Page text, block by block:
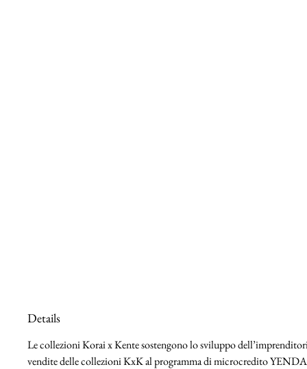
Details
Le collezioni Korai x Kente sostengono lo sviluppo
vendite delle collezioni KxK al programma di microcredito